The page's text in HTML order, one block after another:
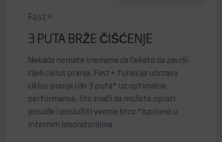
Fast+
3 PUTA BRŽE ČIŠĆENJE
Nekada nemate vremena da čekate da završi
cijeli ciklus pranja. Fast+ funkcija ubrzava
ciklus pranja i do 3 puta* uz optimalne
performanse, što znači da možete oprati
posuđe i poslužiti veoma brzo.*Ispitano u
internim laboratorijima.